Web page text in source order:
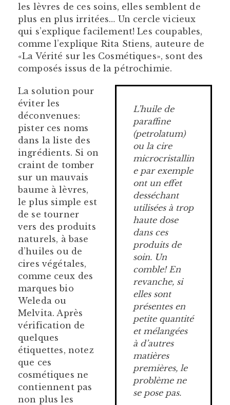
les lèvres de ces soins, elles semblent de
plus en plus irritées… Un cercle vicieux
qui s’explique facilement! Les coupables,
comme l’explique Rita Stiens, auteure de
«La Vérité sur les Cosmétiques», sont des
composés issus de la pétrochimie.
L’huile de
paraffine
(petrolatum)
ou la cire
microcristallin
e par exemple
ont un effet
desséchant
utilisées à trop
haute dose
dans ces
produits de
soin. Un
comble! En
revanche, si
elles sont
présentes en
petite quantité
et mélangées
à d’autres
matières
premières, le
problème ne
se pose pas.
La solution pour
éviter les
déconvenues:
pister ces noms
dans la liste des
ingrédients. Si on
craint de tomber
sur un mauvais
baume à lèvres,
le plus simple est
de se tourner
vers des produits
naturels, à base
d’huiles ou de
cires végétales,
comme ceux des
marques bio
Weleda ou
Melvita. Après
vérification de
quelques
étiquettes, notez
que ces
cosmétiques ne
contiennent pas
non plus les